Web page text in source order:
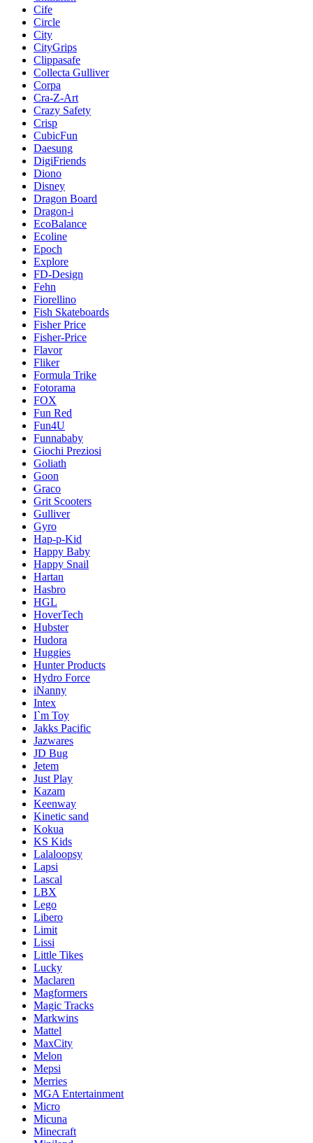
Cife
Circle
City
CityGrips
Clippasafe
Collecta Gulliver
Corpa
Cra-Z-Art
Crazy Safety
Crisp
CubicFun
Daesung
DigiFriends
Diono
Disney
Dragon Board
Dragon-i
EcoBalance
Ecoline
Epoch
Explore
FD-Design
Fehn
Fiorellino
Fish Skateboards
Fisher Price
Fisher-Price
Flavor
Fliker
Formula Trike
Fotorama
FOX
Fun Red
Fun4U
Funnababy
Giochi Preziosi
Goliath
Goon
Graco
Grit Scooters
Gulliver
Gyro
Hap-p-Kid
Happy Baby
Happy Snail
Hartan
Hasbro
HGL
HoverTech
Hubster
Hudora
Huggies
Hunter Products
Hydro Force
iNanny
Intex
I`m Toy
Jakks Pacific
Jazwares
JD Bug
Jetem
Just Play
Kazam
Keenway
Kinetic sand
Kokua
KS Kids
Lalaloopsy
Lapsi
Lascal
LBX
Lego
Libero
Limit
Lissi
Little Tikes
Lucky
Maclaren
Magformers
Magic Tracks
Markwins
Mattel
MaxCity
Melon
Mepsi
Merries
MGA Entertainment
Micro
Micuna
Minecraft